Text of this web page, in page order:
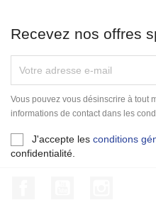
Recevez nos offres
Vous pouvez vous désinscrire à tout
informations de contact dans les
J'accepte les conditions
confidentialité.